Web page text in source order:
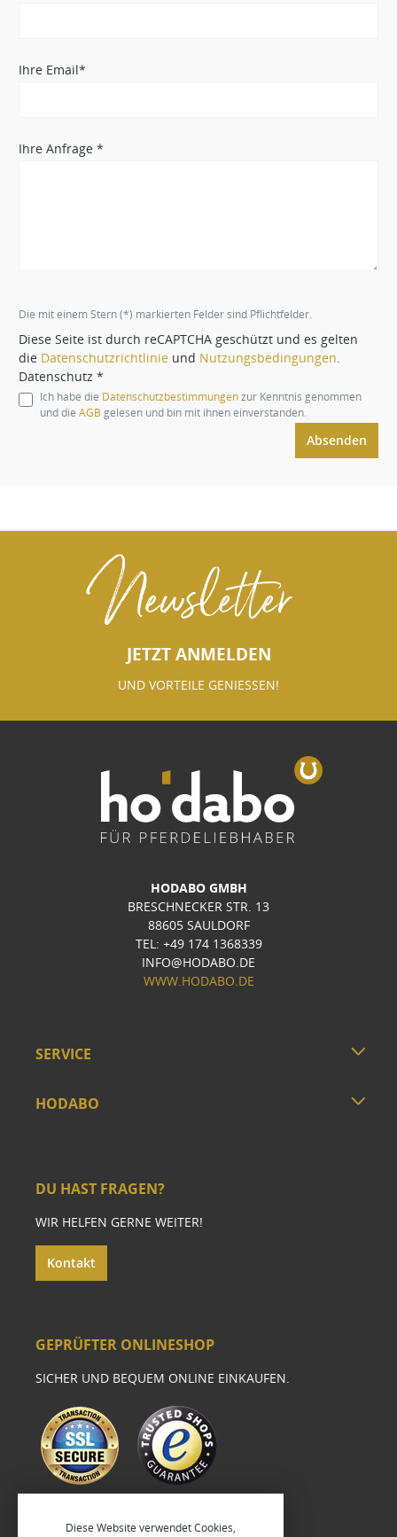
Ihre Email*
Ihre Anfrage *
Die mit einem Stern (*) markierten Felder sind Pflichtfelder.
Diese Seite ist durch reCAPTCHA geschützt und es gelten
die Datenschutzrichtlinie und Nutzungsbedingungen.
Datenschutz *
Ich habe die Datenschutzbestimmungenzur Kenntnis genommen
und die AGB gelesen und bin mit ihnen einverstanden.
Absenden
Newsletter
JETZT ANMELDEN
UND VORTEILE GENIESSEN!
HODABO GMBH
BRESCHNECKER STR. 13
88605 SAULDORF
TEL: +49 174 1368339
INFO@HODABO.DE
WWW.HODABO.DE
SERVICE
HODABO
DU HAST FRAGEN?
WIR HELFEN GERNE WEITER!
Kontakt
GEPRÜFTER ONLINESHOP
SICHER UND BEQUEM ONLINE EINKAUFEN.
Diese Website verwendet Cookies,